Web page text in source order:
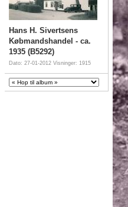
Hans H. Sivertsens
Købmandshandel - ca.
1935 (B5292)
Dato: 27-01-2012 Visninger: 1915